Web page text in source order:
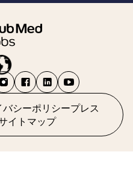
バシーポリシープレス
イトマップ